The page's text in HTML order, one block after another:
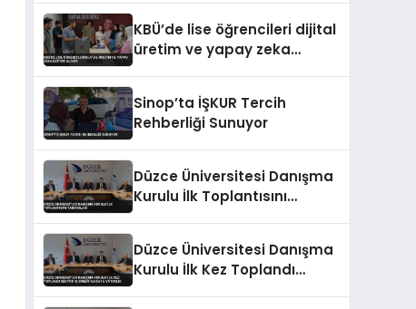
KBÜ’de lise öğrencileri dijital
üretim ve yapay zeka
Sinop’ta İŞKUR Tercih
Rehberliği Sunuyor
Düzce Üniversitesi Danışma
Kurulu İlk Toplantısını
Düzce Üniversitesi Danışma
Kurulu İlk Kez Toplandı